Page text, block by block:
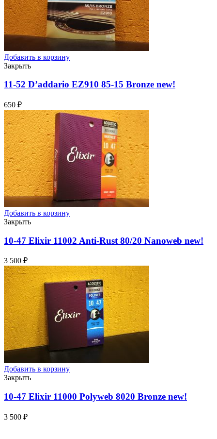
Добавить в корзину
Закрыть
11-52 D’addario EZ910 85-15 Bronze new!
650 ₽
Добавить в корзину
Закрыть
10-47 Elixir 11002 Anti-Rust 80/20 Nanoweb new!
3 500 ₽
Добавить в корзину
Закрыть
10-47 Elixir 11000 Polyweb 8020 Bronze new!
3 500 ₽